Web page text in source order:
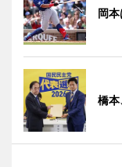
岡
橋